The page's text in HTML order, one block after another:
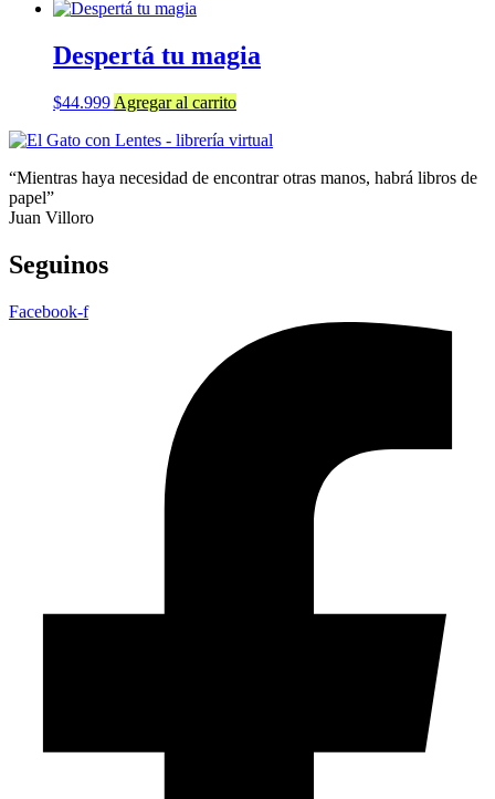
Despertá tu magia
$44.999 Agregar al carrito
“Mientras haya necesidad de encontrar otras manos, habrá libros de
papel”
Juan Villoro
Seguinos
Facebook-f